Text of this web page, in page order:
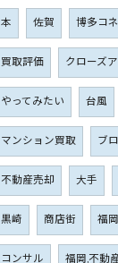
本 佐賀 博多コ
買取評価 クローズ
やってみたい 台風
マンション買取 ブ
不動産売却 大手
黒崎 商店街 福
コンサル 福岡,不動